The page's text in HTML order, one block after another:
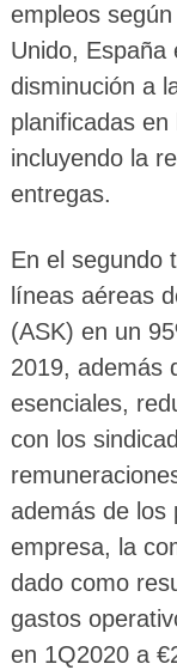
empleos
Unido, España
disminución a
planificadas
incluyendo la
entregas.
En el segundo
líneas aéreas
(ASK) en un
2019, además
esenciales,
con los
además de los
empresa, la
dado como
gastos
en 1Q2020 a